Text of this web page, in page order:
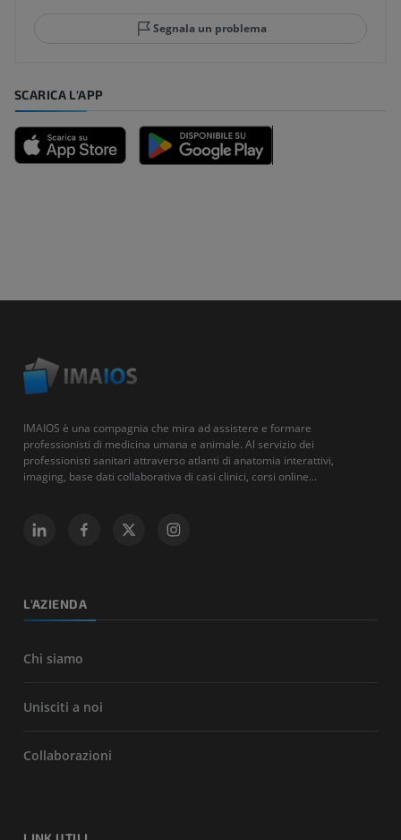
Segnala un problema
SCARICA L'APP
IMAIOS è una compagnia che mira ad assistere e formare
professionisti di medicina umana e animale. Al servizio dei
professionisti sanitari attraverso atlanti di anatomia interattivi,
imaging, base dati collaborativa di casi clinici, corsi online...
L'AZIENDA
Chi siamo
Unisciti a noi
Collaborazioni